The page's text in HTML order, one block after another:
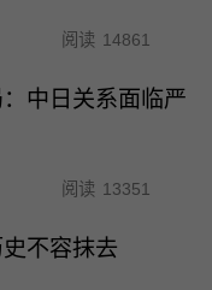
阅读 14861
中日关系面临严
阅读 13351
不容抹去